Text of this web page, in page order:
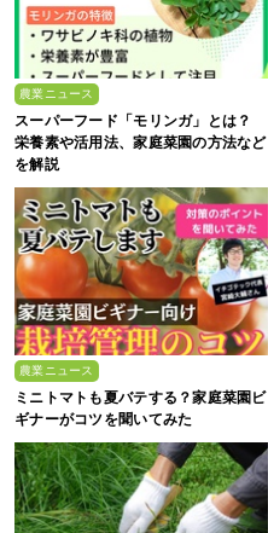
農業ニュース
スーパーフード「モリンガ」とは？
栄養素や活用法、家庭菜園の方法など
を解説
農業ニュース
ミニトマトも夏バテする？家庭菜園ビ
ギナーがコツを聞いてみた